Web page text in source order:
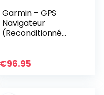
Garmin – GPS
Navigateur
(Reconditionné
€96.95